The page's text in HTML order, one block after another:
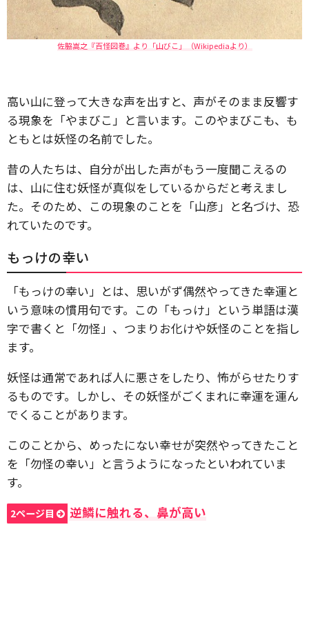
佐脇嵩之『百怪図巻』より「山びこ」（Wikipediaより）
高い山に登って大きな声を出すと、声がそのまま反響す
る現象を「やまびこ」と言います。このやまびこも、も
ともとは妖怪の名前でした。
昔の人たちは、自分が出した声がもう一度聞こえるの
は、山に住む妖怪が真似をしているからだと考えまし
た。そのため、この現象のことを「山彦」と名づけ、恐
れていたのです。
もっけの幸い
「もっけの幸い」とは、思いがず偶然やってきた幸運と
いう意味の慣用句です。この「もっけ」という単語は漢
字で書くと「勿怪」、つまりお化けや妖怪のことを指し
ます。
妖怪は通常であれば人に悪さをしたり、怖がらせたりす
るものです。しかし、その妖怪がごくまれに幸運を運ん
でくることがあります。
このことから、めったにない幸せが突然やってきたこと
を「勿怪の幸い」と言うようになったといわれていま
す。
2ページ目 逆鱗に触れる、鼻が高い